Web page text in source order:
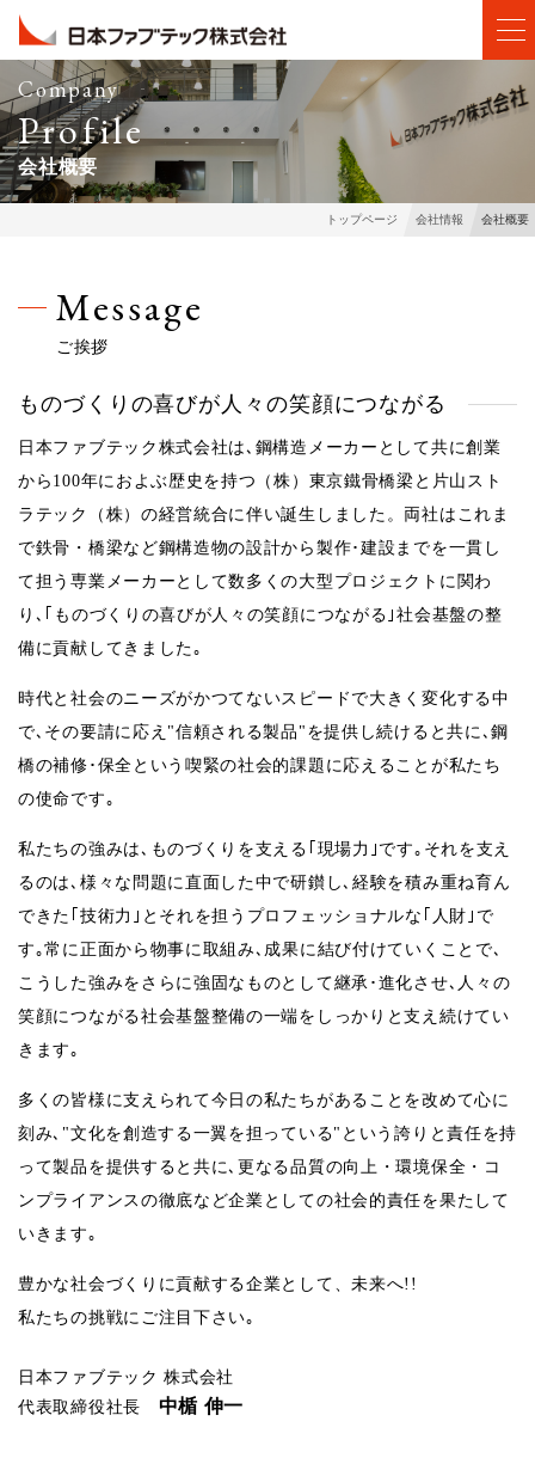
Company
Profile
会社概要
トップページ 会社情報 会社概要
Message
ご挨拶
ものづくりの喜びが人々の笑顔につながる
日本ファブテック株式会社は､鋼構造メーカーとして共に創業
から100年におよぶ歴史を持つ（株）東京鐵骨橋梁と片山スト
ラテック（株）の経営統合に伴い誕生しました。両社はこれま
で鉄骨・橋梁など鋼構造物の設計から製作･建設までを一貫し
て担う専業メーカーとして数多くの大型プロジェクトに関わ
り､｢ものづくりの喜びが人々の笑顔につながる｣社会基盤の整
備に貢献してきました｡
時代と社会のニーズがかつてないスピードで大きく変化する中
で､その要請に応え"信頼される製品"を提供し続けると共に､鋼
橋の補修･保全という喫緊の社会的課題に応えることが私たち
の使命です｡
私たちの強みは､ものづくりを支える｢現場力｣です｡それを支え
るのは､様々な問題に直面した中で研鑚し､経験を積み重ね育ん
できた｢技術力｣とそれを担うプロフェッショナルな｢人財｣で
す｡常に正面から物事に取組み､成果に結び付けていくことで､
こうした強みをさらに強固なものとして継承･進化させ､人々の
笑顔につながる社会基盤整備の一端をしっかりと支え続けてい
きます｡
多くの皆様に支えられて今日の私たちがあることを改めて心に
刻み､"文化を創造する一翼を担っている"という誇りと責任を持
って製品を提供すると共に､更なる品質の向上・環境保全・コ
ンプライアンスの徹底など企業としての社会的責任を果たして
いきます｡
豊かな社会づくりに貢献する企業として、未来へ!!
私たちの挑戦にご注目下さい｡
日本ファブテック 株式会社
代表取締役社長 中楯 伸一